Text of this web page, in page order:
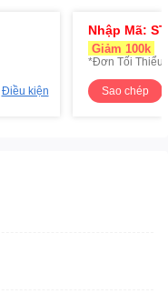
Điều kiện
Nhập Mã:
Giảm 100k
*Đơn Tối Thiểu
Sao chép